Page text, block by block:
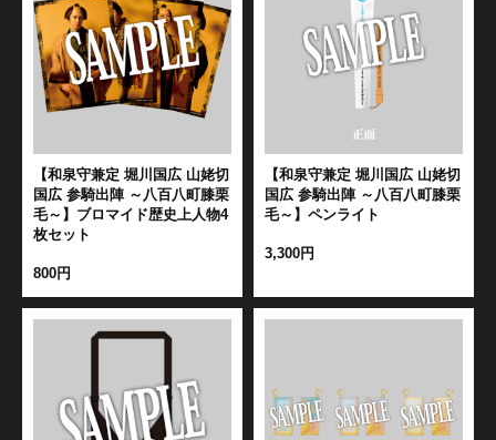
【和泉守兼定 堀川国広 山姥切
国広 参騎出陣 ～八百八町膝栗
毛～】ブロマイド歴史上人物4
枚セット
800円
【和泉守兼定 堀川国広 山姥切
国広 参騎出陣 ～八百八町膝栗
毛～】ペンライト
3,300円